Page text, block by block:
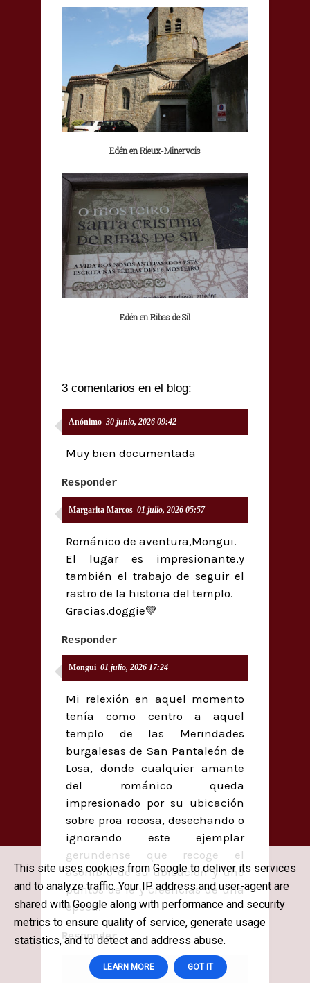
Edén en Rieux-Minervois
Edén en Ribas de Sil
3 comentarios en el blog:
Anónimo 30 junio, 2026 09:42
Muy bien documentada
Responder
Margarita Marcos 01 julio, 2026 05:57
Románico de aventura,Mongui.
El lugar es impresionante,y
también el trabajo de seguir el
rastro de la historia del templo.
Gracias,doggie💚
Responder
Mongui 01 julio, 2026 17:24
Mi relexión en aquel momento
tenía como centro a aquel
templo de las Merindades
burgalesas de San Pantaleón de
Losa, donde cualquier amante
del románico queda
impresionado por su ubicación
sobre proa rocosa, desechando o
ignorando este ejemplar
gerundense que recoge el
asombro de su ubicación y une
puntos de fe y creencias de una
época.
Responder
This site uses cookies from Google to deliver its services
and to analyze traffic. Your IP address and user-agent are
shared with Google along with performance and security
metrics to ensure quality of service, generate usage
statistics, and to detect and address abuse.
LEARN MORE GOT IT